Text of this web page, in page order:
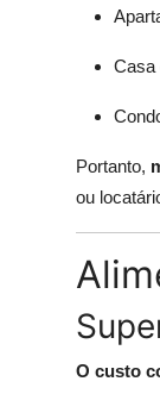
Casa
Portanto,
ou
O custo